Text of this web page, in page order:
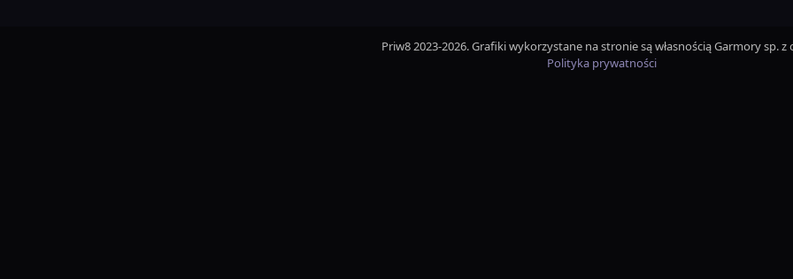
Priw8 2023-2026. Grafiki wykorzystane na stronie są własnością Garmory sp. z
Polityka prywatności